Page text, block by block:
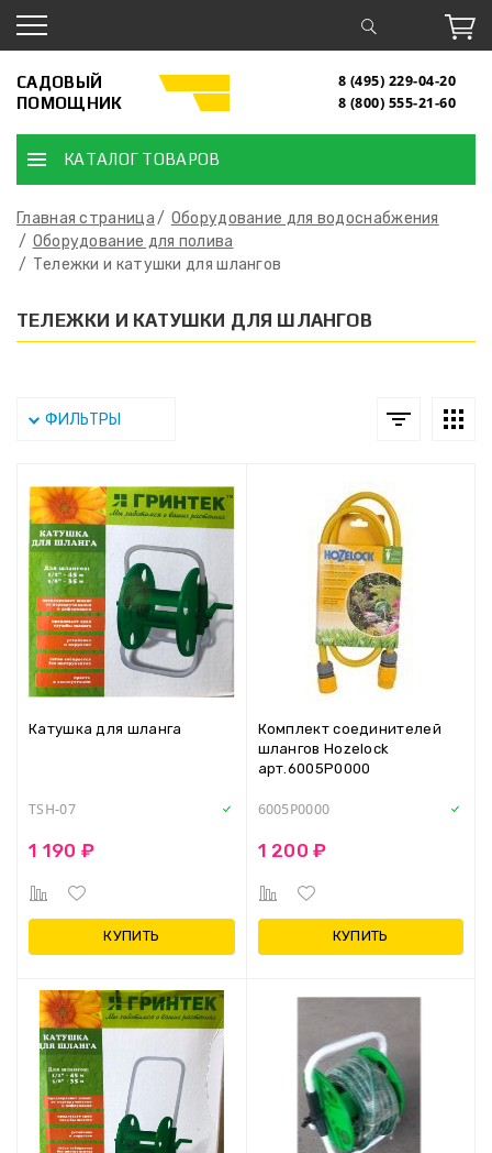
САДОВЫЙ
ПОМОЩНИК
8 (495) 229-04-20
8 (800) 555-21-60
КАТАЛОГ ТОВАРОВ
Главная страница
Оборудование для водоснабжения
Оборудование для полива
Тележки и катушки для шлангов
ТЕЛЕЖКИ И КАТУШКИ ДЛЯ ШЛАНГОВ
ФИЛЬТРЫ
Катушка для шланга
TSH-07
1 190 ₽
КУПИТЬ
Комплект соединителей
шлангов Hozelock
арт.6005P0000
6005P0000
1 200 ₽
КУПИТЬ